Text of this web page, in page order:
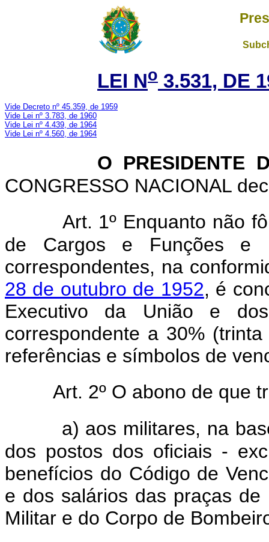
LEI No 3.531, DE
Vide Decreto nº 45.359, de 1959
Vide Lei nº 3.783, de 1960
Vide Lei nº 4.439, de 1964
Vide Lei nº 4.560, de 1964
O PRESIDENTE
CONGRESSO NACIONAL
Art. 1º Enquanto não
de Cargos e Funções e
correspondentes, na
28 de outubro de 1952, é
Executivo da União e
correspondente a 30%
referências e símbolos de
Art. 2º O abono de que
a) aos militares, na
dos postos dos oficiais -
benefícios do Código de
e dos salários das praças
Militar e do Corpo de